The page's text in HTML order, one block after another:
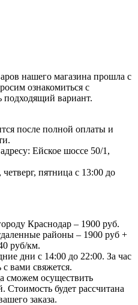
нашего магазина прошла с
ознакомиться с
подходящий вариант.
после полной оплаты и
Ейское шоссе 50/1,
пятница с 13:00 до
Краснодар – 1900 руб.
районы – 1900 руб +
руб/км.
дни с 14:00 до 22:00. За час
вами свяжется.
сможем осуществить
Стоимость будет рассчитана
заказа.